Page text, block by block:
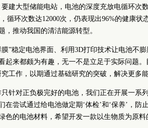
要建大型储能电站，电池的深度充放电循环次
，循环次数达12000次，仍表现出96%的健康
，推动我国的清洁能源转型。
膜”稳定电池界面、利用3D打印技术让电池不
起来都颇为有趣，无一不是立足于实际问题
工作，以期通过基础研究的突破，解决更多
只针对正负极完好的电池，我们正在开展一系
在尝试通过给电池做定期‘体检’和‘保养’，防
色的电池材料，希望开发一款以生物质为原料